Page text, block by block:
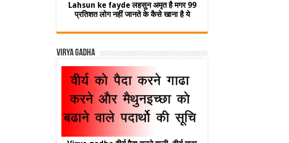
Lahsun ke fayde लहसुन अमृत है मगर 99
प्रतिशत लोग नहीं जानते के कैसे खाना है ये
Virya Gadha